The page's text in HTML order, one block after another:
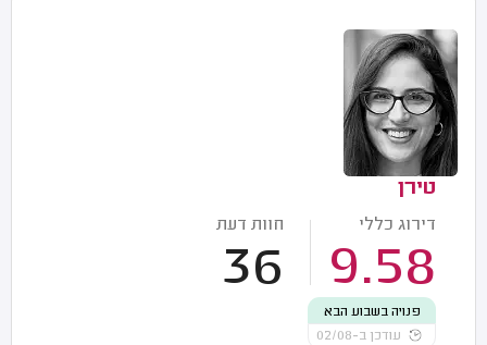
טירן
דירוג כללי
9.58
חוות דעת
36
פנויה בשבוע הבא
עודכן ב-02/08